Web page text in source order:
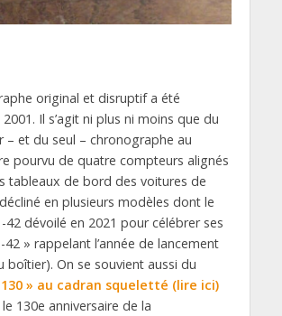
original et disruptif a été
Il s’agit ni plus ni moins que du
– et du seul – chronographe au
pourvu de quatre compteurs alignés
tableaux de bord des voitures de
en plusieurs modèles dont le
42 dévoilé en 2021 pour célébrer ses
42 » rappelant l’année de lancement
boîtier). On se souvient aussi du
130 » au cadran squeletté (lire ici)
130e anniversaire de la